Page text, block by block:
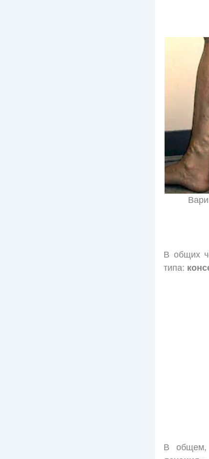
В общих
типа:
В общем,